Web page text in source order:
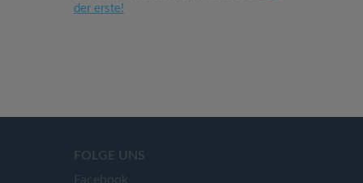
der erste!
FOLGE UNS
Facebook